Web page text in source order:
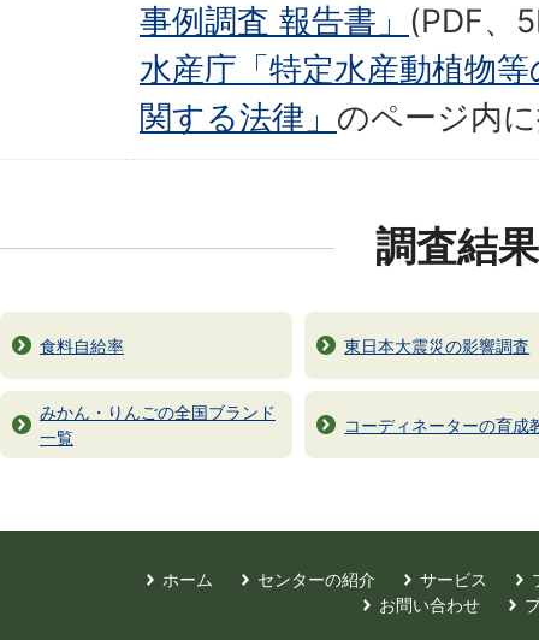
事例調査 報告書」 (PDF、
水産庁「特定水産動植物
関する法律」 のページ内
調査結果
食料自給率 東日本大震災の影響調査
みかん・りんごの全国ブランド
一覧
コーディネーターの育成
ホーム センターの紹介 サービス
お問い合わせ